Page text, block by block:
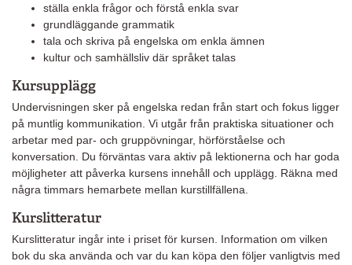
ställa enkla frågor och förstå enkla svar
grundläggande grammatik
tala och skriva på engelska om enkla ämnen
kultur och samhällsliv där språket talas
Kursupplägg
Undervisningen sker på engelska redan från start och fokus ligger
på muntlig kommunikation. Vi utgår från praktiska situationer och
arbetar med par- och gruppövningar, hörförståelse och
konversation. Du förväntas vara aktiv på lektionerna och har goda
möjligheter att påverka kursens innehåll och upplägg. Räkna med
några timmars hemarbete mellan kurstillfällena.
Kurslitteratur
Kurslitteratur ingår inte i priset för kursen. Information om vilken
bok du ska använda och var du kan köpa den följer vanligtvis med